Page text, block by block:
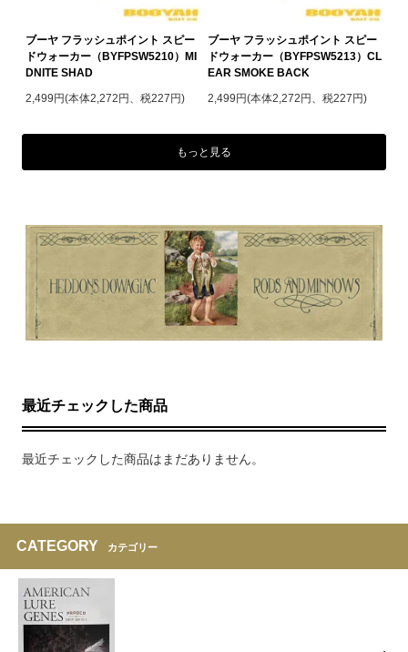
ブーヤ フラッシュポイント スピー
ドウォーカー（BYFPSW5210）MI
DNITE SHAD
2,499円(本体2,272円、税227円)
ブーヤ フラッシュポイント スピー
ドウォーカー（BYFPSW5213）CL
EAR SMOKE BACK
2,499円(本体2,272円、税227円)
もっと見る
最近チェックした商品
最近チェックした商品はまだありません。
CATEGORY カテゴリー